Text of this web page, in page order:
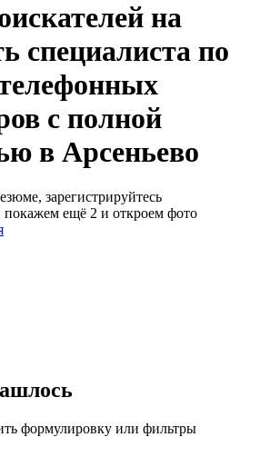
на
специалиста по
с полной
в Арсеньево
зарегистрируйтесь
покажем ещё 2 и откроем фото
формулировку или фильтры